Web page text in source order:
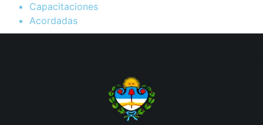
Capacitaciones
Acordadas